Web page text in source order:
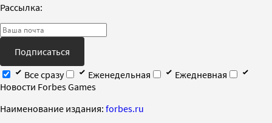
Рассылка:
Подписаться
Все сразу
Еженедельная
Ежедневная
Новости Forbes Games
Наименование издания: forbes.ru